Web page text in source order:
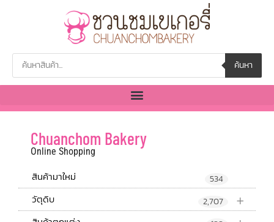
ค้นหา
Chuanchom Bakery
Online Shopping
สินค้ามาใหม่ 534
+
วัตุดิบ 2,707